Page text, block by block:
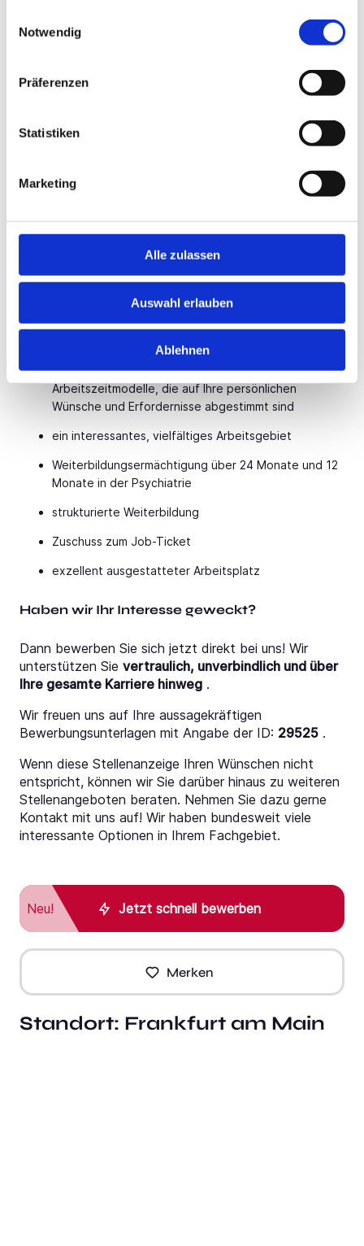
Notwendig
Präferenzen
Statistiken
Marketing
Alle zulassen
Auswahl erlauben
Ablehnen
wünschenswert
Assistenzarzt Neurologie im Großraum Frankfurt
betriebliche Altersvorsorge
weitere geldwerte Positionen
Möglichkeit zur Übernahme der Stationsarztposition
angenehmes Arbeitsklima
familienfreundliche, individuell zu vereinbarende
Arbeitszeitmodelle, die auf Ihre persönlichen
Wünsche und Erfordernisse abgestimmt sind
ein interessantes, vielfältiges Arbeitsgebiet
Weiterbildungsermächtigung über 24 Monate und 12
Monate in der Psychiatrie
strukturierte Weiterbildung
Zuschuss zum Job-Ticket
exzellent ausgestatteter Arbeitsplatz
Haben wir Ihr Interesse geweckt?
Dann bewerben Sie sich jetzt direkt bei uns! Wir
unterstützen Sie vertraulich, unverbindlich und über
Ihre gesamte Karriere hinweg .
Wir freuen uns auf Ihre aussagekräftigen
Bewerbungsunterlagen mit Angabe der ID: 29525 .
Wenn diese Stellenanzeige Ihren Wünschen nicht
entspricht, können wir Sie darüber hinaus zu weiteren
Stellenangeboten beraten. Nehmen Sie dazu gerne
Kontakt mit uns auf! Wir haben bundesweit viele
interessante Optionen in Ihrem Fachgebiet.
Jetzt schnell bewerben
Neu!
Merken
Standort: Frankfurt am Main